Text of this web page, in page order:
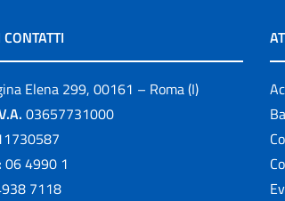
Elena 299, 00161 – Roma (I)
03657731000
06 4990 1
7118